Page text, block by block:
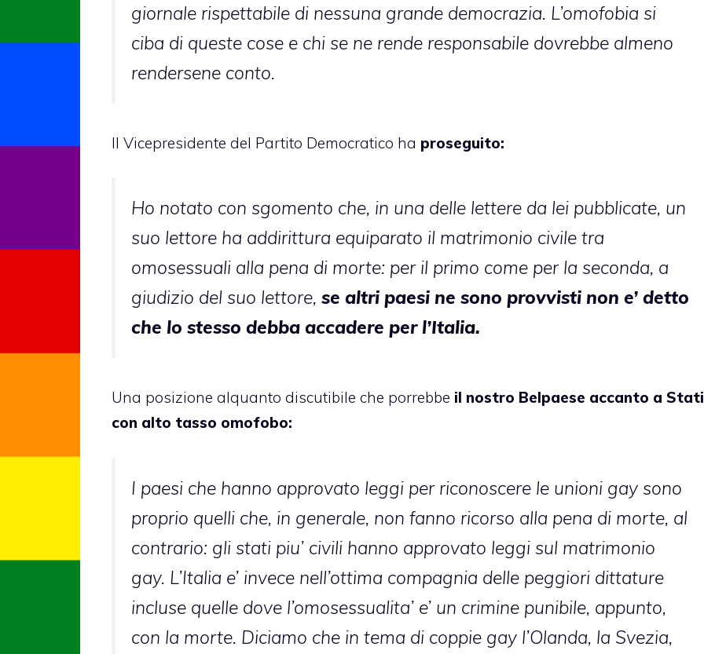
giornale rispettabile di nessuna grande democrazia. L’omofobia si
ciba di queste cose e chi se ne rende responsabile dovrebbe almeno
rendersene conto.
Il Vicepresidente del Partito Democratico ha proseguito:
Ho notato con sgomento che, in una delle lettere da lei pubblicate, un
suo lettore ha addirittura equiparato il matrimonio civile tra
omosessuali alla pena di morte: per il primo come per la seconda, a
giudizio del suo lettore, se altri paesi ne sono provvisti non e’ detto
che lo stesso debba accadere per l’Italia.
Una posizione alquanto discutibile che porrebbe il nostro Belpaese accanto a Stati
con alto tasso omofobo:
I paesi che hanno approvato leggi per riconoscere le unioni gay sono
proprio quelli che, in generale, non fanno ricorso alla pena di morte, al
contrario: gli stati piu’ civili hanno approvato leggi sul matrimonio
gay. L’Italia e’ invece nell’ottima compagnia delle peggiori dittature
incluse quelle dove l’omosessualita’ e’ un crimine punibile, appunto,
con la morte. Diciamo che in tema di coppie gay l’Olanda, la Svezia,